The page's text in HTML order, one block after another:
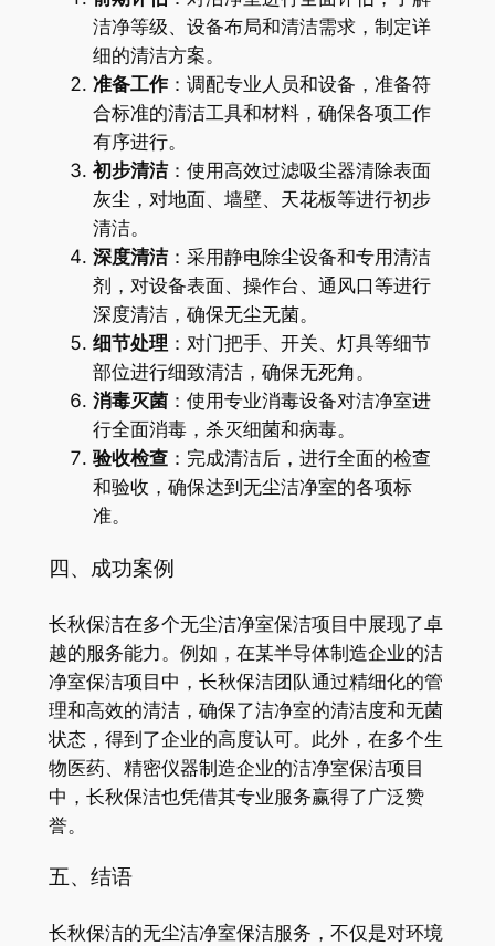
洁净等级、设备布局和清洁需求，制定详
细的清洁方案。
准备工作：调配专业人员和设备，准备符
合标准的清洁工具和材料，确保各项工作
有序进行。
初步清洁：使用高效过滤吸尘器清除表面
灰尘，对地面、墙壁、天花板等进行初步
清洁。
深度清洁：采用静电除尘设备和专用清洁
剂，对设备表面、操作台、通风口等进行
深度清洁，确保无尘无菌。
细节处理 ：对门把手、开关、灯具等细节
部位进行细致清洁，确保无死角。
消毒灭菌：使用专业消毒设备对洁净室进
行全面消毒，杀灭细菌和病毒。
验收检查：完成清洁后，进行全面的检查
和验收，确保达到无尘洁净室的各项标
准。
四、成功案例
长秋保洁在多个无尘洁净室保洁项目中展现了卓
越的服务能力。例如，在某半导体制造企业的洁
净室保洁项目中，长秋保洁团队通过精细化的管
理和高效的清洁，确保了洁净室的清洁度和无菌
状态，得到了企业的高度认可。此外，在多个生
物医药、精密仪器制造企业的洁净室保洁项目
中，长秋保洁也凭借其专业服务赢得了广泛赞
誉。
五、结语
长秋保洁的无尘洁净室保洁服务，不仅是对环境